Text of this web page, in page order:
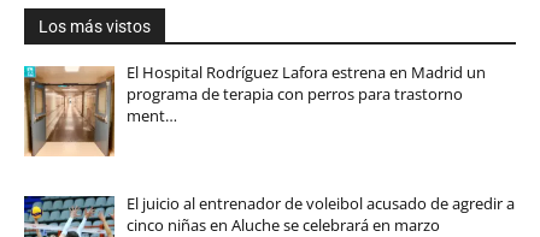
Los más vistos
El Hospital Rodríguez Lafora estrena en Madrid un
programa de terapia con perros para trastorno
ment…
El juicio al entrenador de voleibol acusado de agredir a
cinco niñas en Aluche se celebrará en marzo